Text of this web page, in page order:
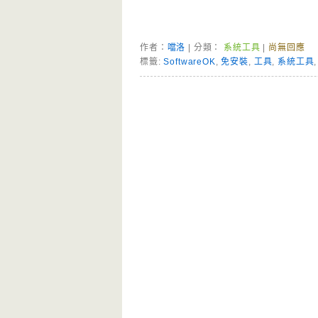
作者： 噹洛 | 分類： 系統工具
尚無回應
標籤:SoftwareOK,免安裝, 工具, 系統工具